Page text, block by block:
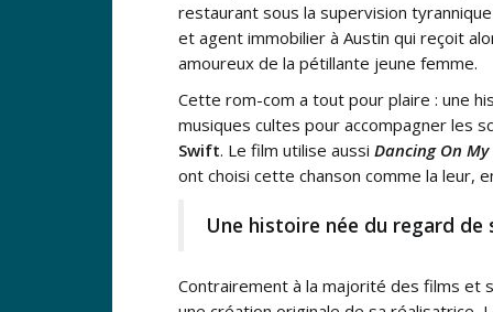
restaurant sous la supervision
et agent immobilier à Austin qui reçoit
amoureux de la pétillante jeune femme.
Cette rom-com a tout pour plaire : une
musiques cultes pour accompagner les
Swift. Le film utilise aussi Dancing On My
ont choisi cette chanson comme la leur,
Une histoire née du regard de
Contrairement à la majorité des films